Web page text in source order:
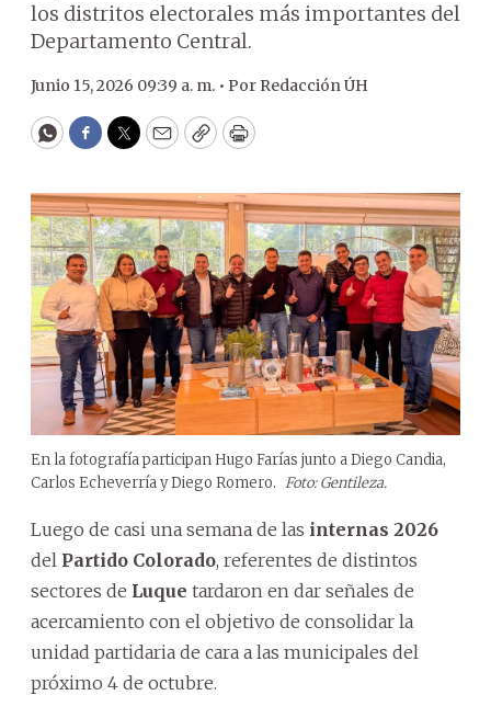
los distritos electorales más importantes del
Departamento Central.
Junio 15, 2026 09:39 a. m. • Por Redacción ÚH
WhatsApp
Facebook
Twitter
EmailCopyPrint
En la fotografía participan Hugo Farías junto a Diego Candia,
Carlos Echeverría y Diego Romero. Foto: Gentileza.
Luego de casi una semana de las internas 2026
del Partido Colorado, referentes de distintos
sectores de Luque tardaron en dar señales de
acercamiento con el objetivo de consolidar la
unidad partidaria de cara a las municipales del
próximo 4 de octubre.